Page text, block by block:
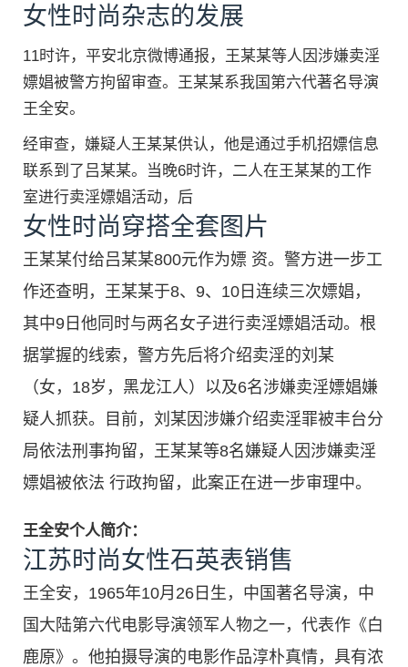
女性时尚杂志的发展
11时许，平安北京微博通报，王某某等人因涉嫌卖淫
嫖娼被警方拘留审查。王某某系我国第六代著名导演
王全安。
经审查，嫌疑人王某某供认，他是通过手机招嫖信息
联系到了吕某某。当晚6时许，二人在王某某的工作
室进行卖淫嫖娼活动，后
女性时尚穿搭全套图片
王某某付给吕某某800元作为嫖 资。警方进一步工
作还查明，王某某于8、9、10日连续三次嫖娼，
其中9日他同时与两名女子进行卖淫嫖娼活动。根
据掌握的线索，警方先后将介绍卖淫的刘某
（女，18岁，黑龙江人）以及6名涉嫌卖淫嫖娼嫌
疑人抓获。目前，刘某因涉嫌介绍卖淫罪被丰台分
局依法刑事拘留，王某某等8名嫌疑人因涉嫌卖淫
嫖娼被依法 行政拘留，此案正在进一步审理中。
王全安个人简介：
江苏时尚女性石英表销售
王全安，1965年10月26日生，中国著名导演，中
国大陆第六代电影导演领军人物之一，代表作《白
鹿原》。他拍摄导演的电影作品淳朴真情，具有浓